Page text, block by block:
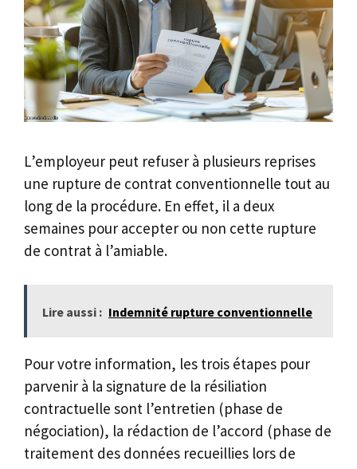
L’employeur peut refuser à plusieurs reprises
une rupture de contrat conventionnelle tout au
long de la procédure. En effet, il a deux
semaines pour accepter ou non cette rupture
de contrat à l’amiable.
Lire aussi : Indemnité rupture conventionnelle
Pour votre information, les trois étapes pour
parvenir à la signature de la résiliation
contractuelle sont l’entretien (phase de
négociation), la rédaction de l’accord (phase de
traitement des données recueillies lors de